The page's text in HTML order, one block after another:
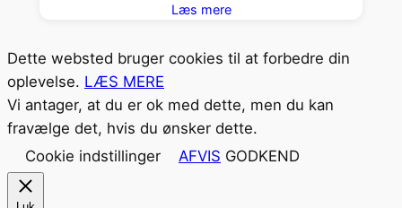
Læs mere
Dette websted bruger cookies til at forbedre din
oplevelse. LÆS MERE
Vi antager, at du er ok med dette, men du kan
fravælge det, hvis du ønsker dette.
Cookie indstillinger
AFVIS GODKEND